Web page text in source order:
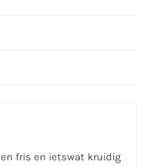
fris en ietswat kruidig